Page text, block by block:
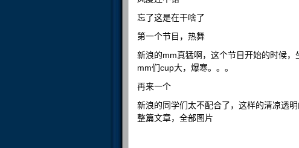
忘了这是在干啥了
第一个节目，热舞
新浪的mm真猛啊，这个节目开始的时候
mm们cup大，爆寒。。。
再来一个
新浪的同学们太不配合了，这样的清凉透
整篇文章，全部图片